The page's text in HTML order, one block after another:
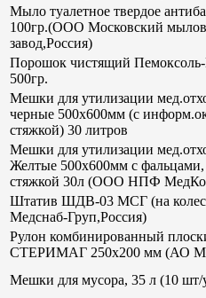
Мыло туалетное твердое
100гр.(ООО Московский
завод,Россия)
Порошок чистящий
500гр.
Мешки для утилизации
черные 500х600мм (с
стяжкой) 30 литров
Мешки для утилизации
Желтые 500х600мм с фальцами,
стяжкой 30л (ООО НПФ
Штатив ШДВ-03 МСГ (на
Медснаб-Груп,Россия)
Рулон комбинированный
СТЕРИМАГ 250х200 мм (АО
Мешки для мусора, 35 л (10 шт/